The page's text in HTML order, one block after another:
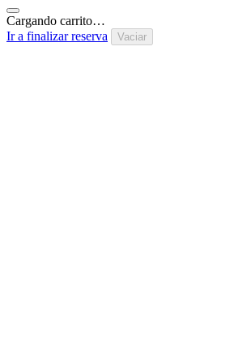
Cargando carrito…
Ir a finalizar reserva
Vaciar